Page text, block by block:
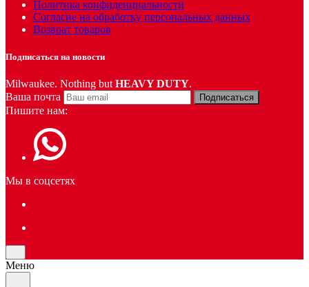
Политика конфиденциальности
Согласие на обработку персональных данных
Возврат товаров
Подписаться на новости
Milwaukee. Nothing but HEAVY DUTY.
Ваша почта
Подписаться
Пишите нам:
Мы в соцсетях
Меню